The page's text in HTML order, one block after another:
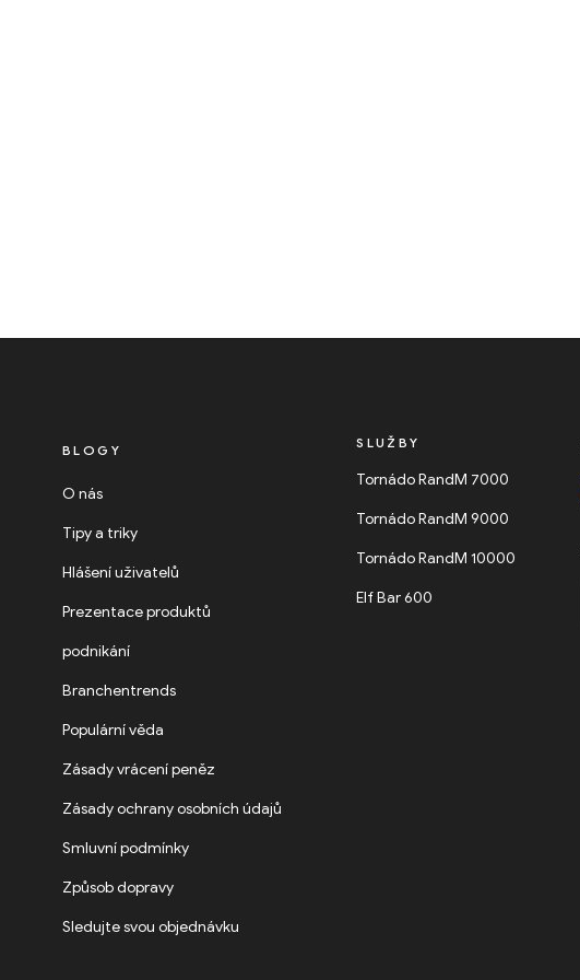
BLOGY
O nás
Tipy a triky
Hlášení uživatelů
Prezentace produktů
podnikání
Branchentrends
Populární věda
Zásady vrácení peněz
Zásady ochrany osobních údajů
Smluvní podmínky
Způsob dopravy
Sledujte svou objednávku
SLUŽBY
Tornádo RandM 7000
Tornádo RandM 9000
Tornádo RandM 10000
Elf Bar 600